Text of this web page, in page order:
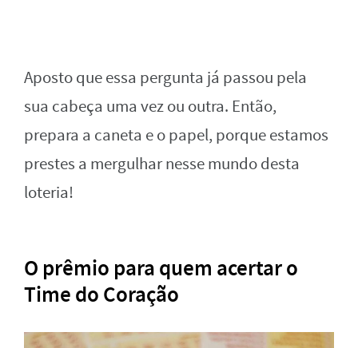
Aposto que essa pergunta já passou pela
sua cabeça uma vez ou outra. Então,
prepara a caneta e o papel, porque estamos
prestes a mergulhar nesse mundo desta
loteria!
O prêmio para quem acertar o
Time do Coração